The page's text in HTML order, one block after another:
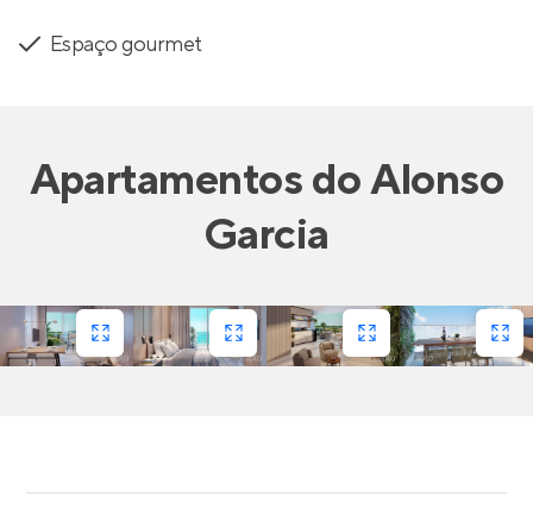
Espaço gourmet
ApartamentosdoAlonso
Garcia